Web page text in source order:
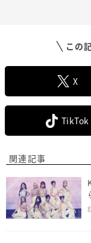
この
X
TikTok
関連記事